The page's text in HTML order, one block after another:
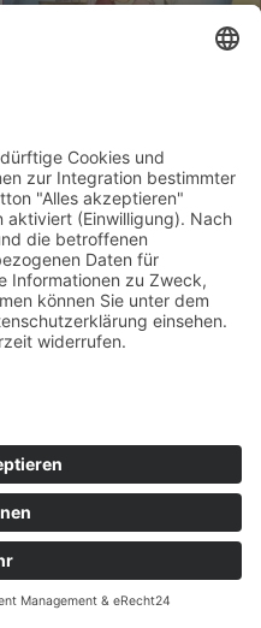
Die unendliche
Geschichte